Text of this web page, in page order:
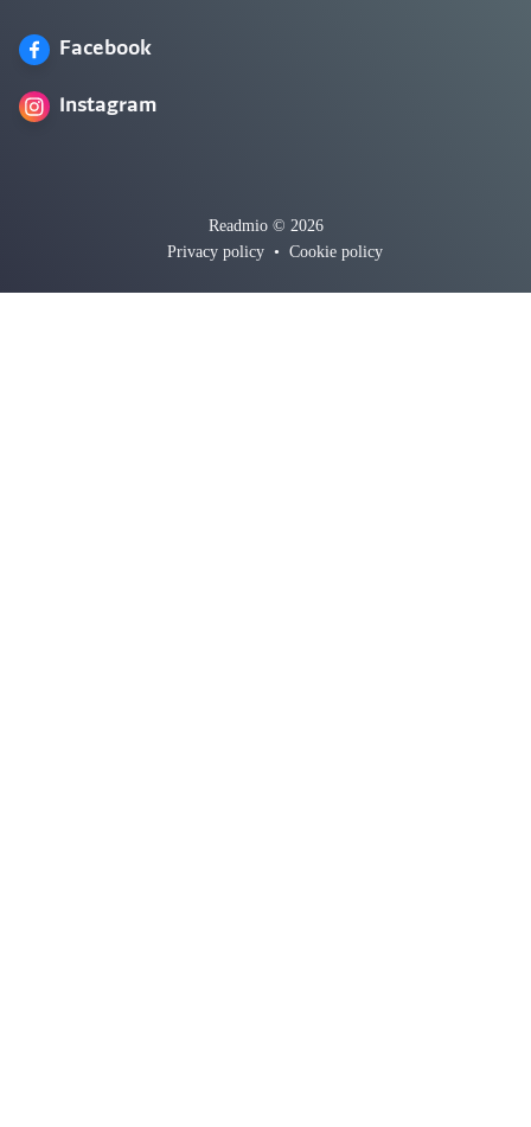
Facebook
Instagram
Readmio © 2026
Privacy policy • Cookie policy